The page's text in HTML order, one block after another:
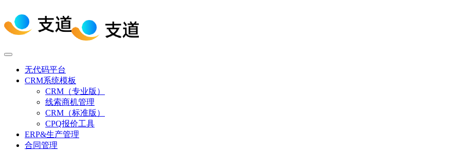
无代码平台
CRM系统模板
CRM（专业版）
线索商机管理
CRM（标准版）
CPQ报价工具
ERP&生产管理
合同管理